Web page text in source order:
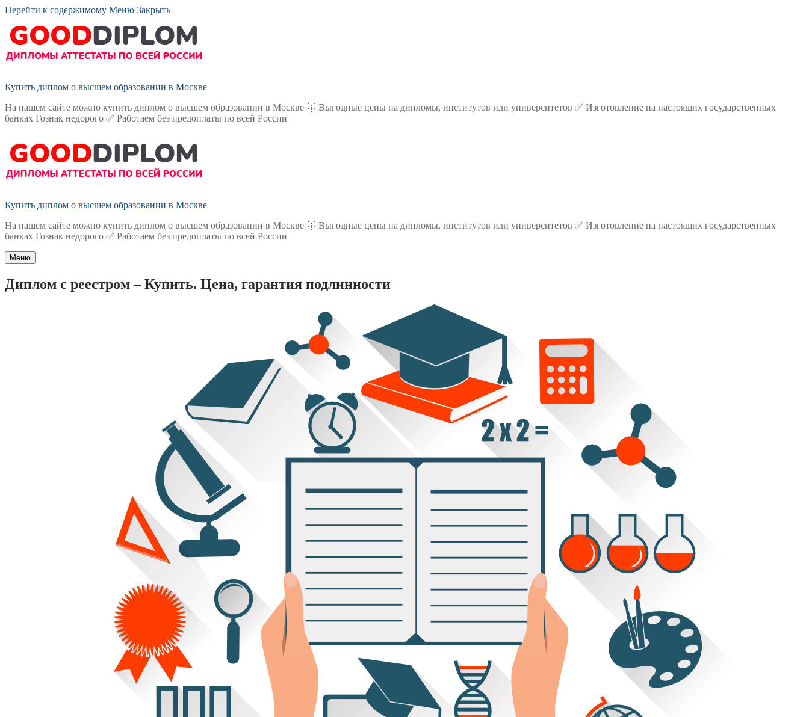
Перейти к содержимому Меню Закрыть
Купить диплом о высшем образовании в Москве
На нашем сайте можно купить диплом о высшем образовании в Москве 🥇 Выгодные цены на дипломы, институтов или университетов ✅ Изготовление на настоящих государственных
банках Гознак недорого ✅ Работаем без предоплаты по всей России
Купить диплом о высшем образовании в Москве
На нашем сайте можно купить диплом о высшем образовании в Москве 🥇 Выгодные цены на дипломы, институтов или университетов ✅ Изготовление на настоящих государственных
банках Гознак недорого ✅ Работаем без предоплаты по всей России
Меню
Диплом с реестром – Купить. Цена, гарантия подлинности